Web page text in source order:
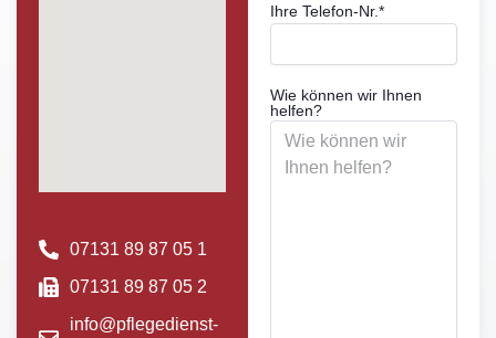
07131 89 87 05 1
07131 89 87 05 2
info@pflegedienst-
Ihre Telefon-Nr.*
Wie können wir Ihnen
helfen?